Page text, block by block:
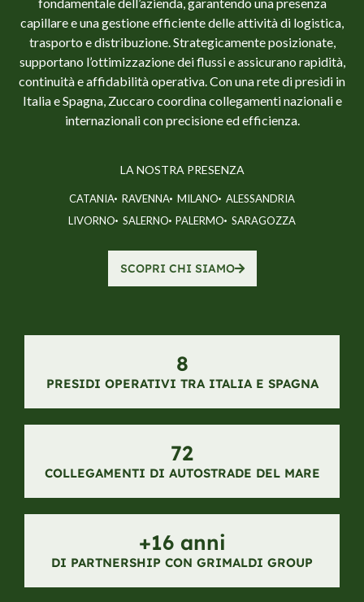
capillare e una gestione efficiente delle attività di logistica,
trasporto e distribuzione. Strategicamente posizionate,
supportano l’ottimizzazione dei flussi e assicurano rapidità,
continuità e affidabilità operativa. Con una rete di presìdi in
Italia e Spagna, Zuccaro coordina collegamenti nazionali e
internazionali con precisione ed efficienza.
LA NOSTRA PRESENZA
CATANIA RAVENNA MILANO
ALESSANDRIA
LIVORNO
SALERNO PALERMO SARAGOZZA
SCOPRI CHI SIAMO
PRESIDI OPERATIVI TRA ITALIA E SPAGNA
8
COLLEGAMENTI DI AUTOSTRADE DEL MARE
95
DI PARTNERSHIP CON GRIMALDI GROUP
+19 anni